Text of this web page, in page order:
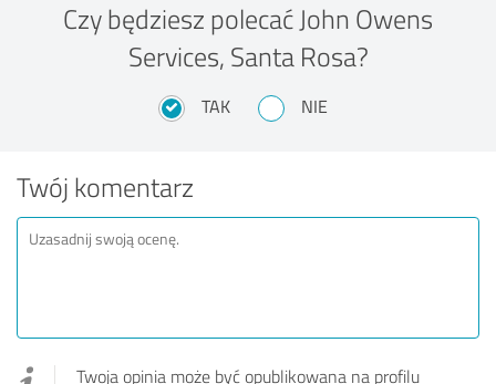
Czy będziesz polecać John Owens
Services, Santa Rosa?
TAK NIE
Twój komentarz
Twoja opinia może być opublikowana na profilu